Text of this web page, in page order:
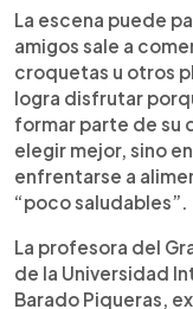
además sobre
sociales y
educación
fomentar
obsesivas.
La escena puede
amigos sale a
croquetas u otros
logra disfrutar
formar parte de su
elegir mejor, sino
enfrentarse a
“poco saludables”.
La profesora del
de la Universidad
Barado Piqueras,